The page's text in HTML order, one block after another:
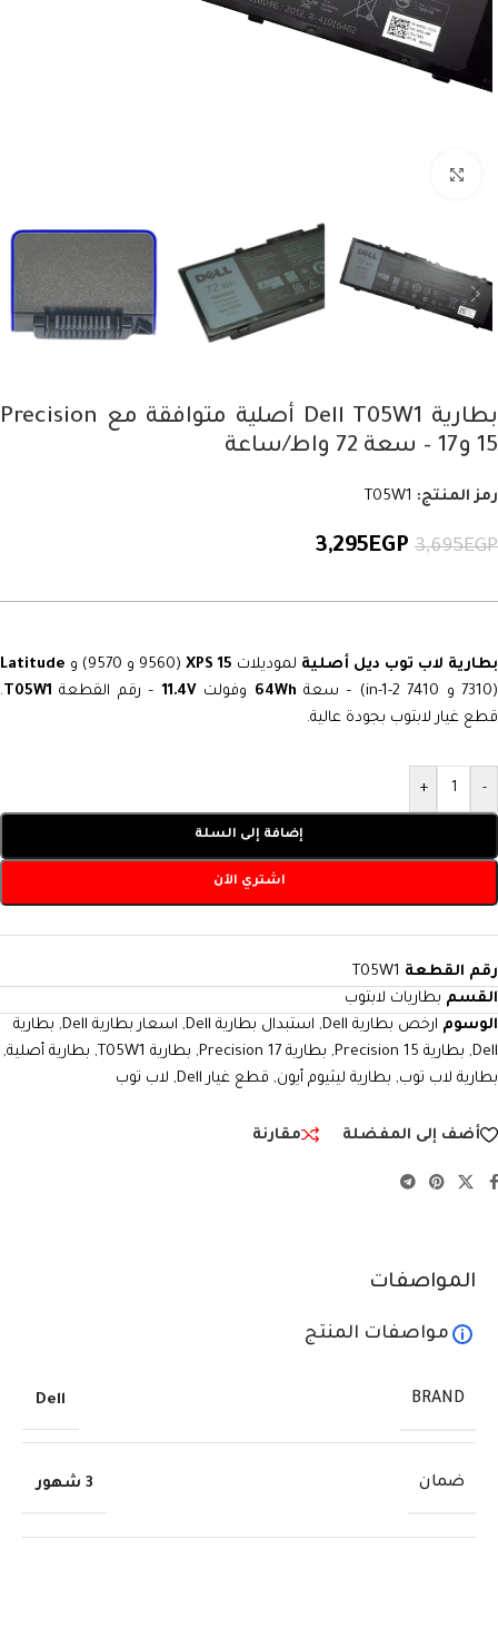
بطارية Dell T05W1 أصلية متوافقة مع Precision
15 و17 – سعة 72 واط/ساعة
رمز المنتج: T05W1
3,695EGP
3,295EGP
بطارية لاب توب ديل أصلية لموديلات XPS 15 (9560 و 9570) و
Latitude
(7310 و 7410 2-in-1) – سعة
64Wh وفولت 11.4V – رقم القطعة T05W1
.
قطع غيار لابتوب بجودة عالية.
-
+
إضافة إلى السلة
اشتري الآن
رقم القطعة T05W1
القسم بطاريات لابتوب
الوسوم ارخص بطارية Dell , استبدال بطارية Dell , اسعار بطارية Dell , بطارية
Dell
, بطارية Precision 15 , بطارية Precision 17 , بطارية T05W1 , بطارية أصلية,
بطارية لاب توب, بطارية ليثيوم أيون, قطع غيار Dell , لاب توب
أضف إلى المفضلة مقارنة
المواصفات
مواصفات المنتج
BRAND
Dell
ضمان 3 شهور